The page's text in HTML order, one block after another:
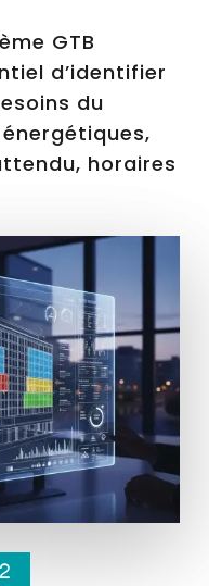
GTB
d’identifier
du
horaires